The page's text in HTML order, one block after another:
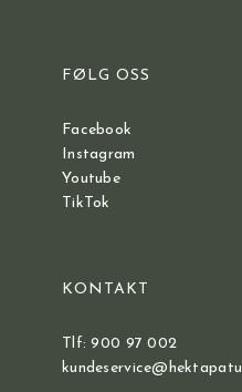
FØLG OSS
Facebook
Instagram
Youtube
TikTok
KONTAKT
Tlf: 900 97 002